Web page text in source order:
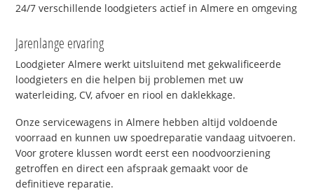
24/7 verschillende loodgieters actief in Almere en omgeving
Jarenlange ervaring
Loodgieter Almere werkt uitsluitend met gekwalificeerde
loodgieters en die helpen bij problemen met uw
waterleiding, CV, afvoer en riool en daklekkage.
Onze servicewagens in Almere hebben altijd voldoende
voorraad en kunnen uw spoedreparatie vandaag uitvoeren.
Voor grotere klussen wordt eerst een noodvoorziening
getroffen en direct een afspraak gemaakt voor de
definitieve reparatie.